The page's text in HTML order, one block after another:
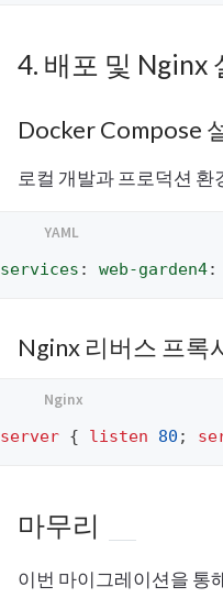
4. 배포 및 Nginx
Docker Compose
로컬 개발과 프로덕션 환
services : web-garden4:
Nginx 리버스 프록
server { listen 80 ;
마무리
이번 마이그레이션을 통